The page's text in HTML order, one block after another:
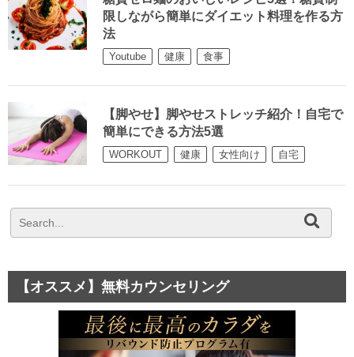
限しながら簡単にダイエット料理を作る方
法
Youtube 健康 食事
【脚やせ】脚やせストレッチ紹介！自宅で
簡単にできる方法5選
WORKOUT 健康 女性向け 自宅
【オススメ】無料カウンセリング